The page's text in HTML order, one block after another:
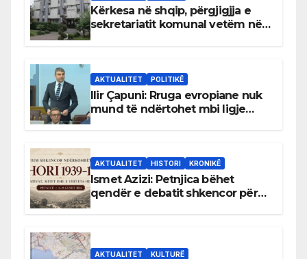
Kërkesa në shqip, përgjigjja e
sekretariatit komunal vetëm në
AKTUALITET POLITIKË
Ilir Çapuni: Rruga evropiane nuk
mund të ndërtohet mbi ligje
AKTUALITET HISTORI KRONIKË
Ismet Azizi: Petnjica bëhet
qendër e debatit shkencor për
AKTUALITET KULTURË